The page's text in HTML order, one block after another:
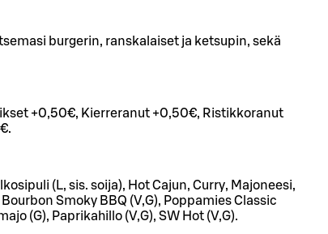
burgerin, ranskalaiset ja ketsupin, sekä
+0,50€, Kierreranut +0,50€, Ristikkoranut
(L, sis. soija), Hot Cajun, Curry, Majoneesi,
Smoky BBQ (V,G), Poppamies Classic
(G), Paprikahillo (V,G), SW Hot (V,G).